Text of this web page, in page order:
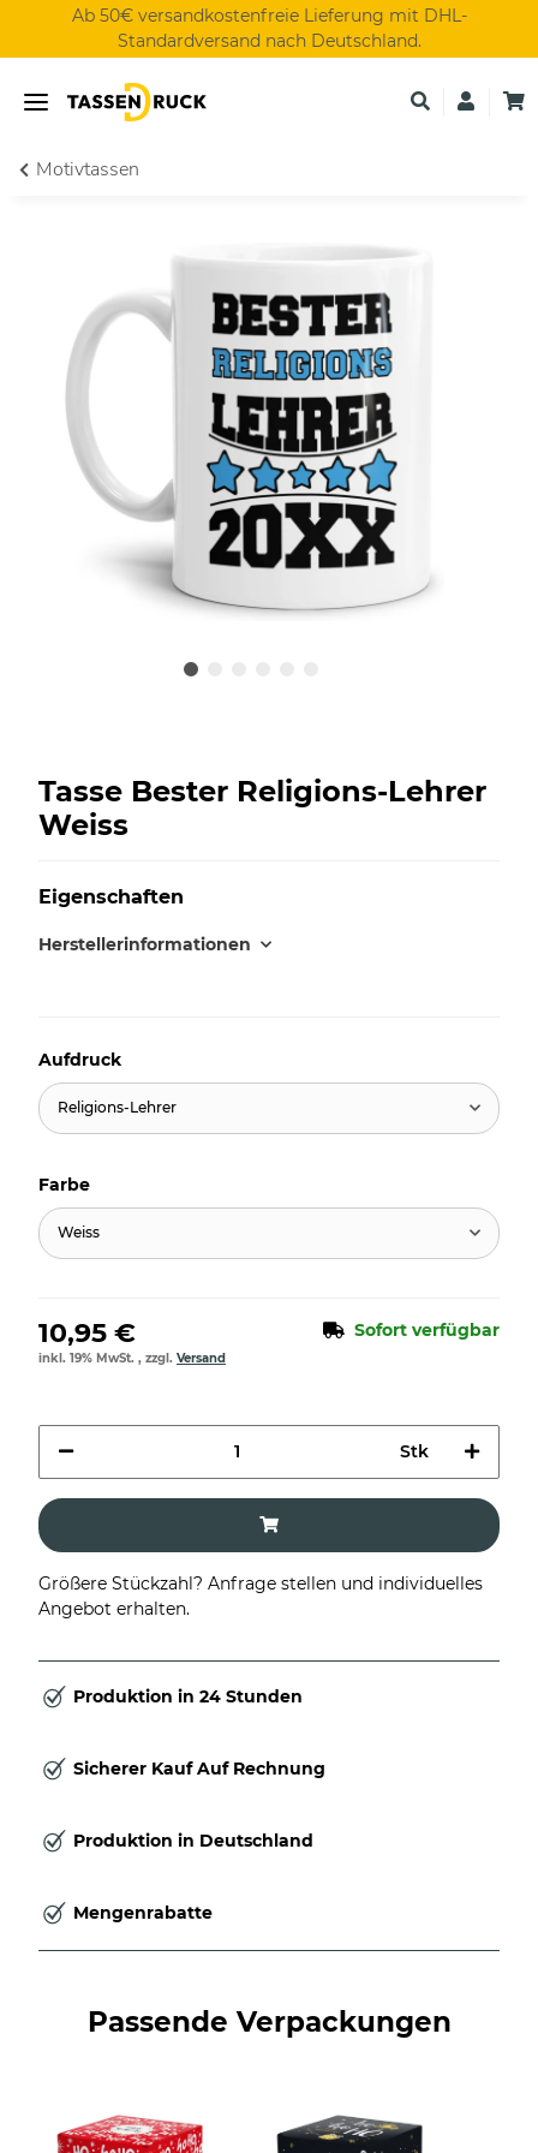
Ab 50€ versandkostenfreie Lieferung mit DHL-
Standardversand nach Deutschland.
Motivtassen
Tasse Bester Religions-Lehrer
Weiss
Eigenschaften
Herstellerinformationen
Aufdruck
Religions-Lehrer
Farbe
Weiss
10,95 € Sofort verfügbar
inkl. 19% MwSt. , zzgl. Versand
Stk
Größere Stückzahl? Anfrage stellen und individuelles
Angebot erhalten.
Produktion in 24 Stunden
Sicherer Kauf Auf Rechnung
Produktion in Deutschland
Mengenrabatte
Passende Verpackungen